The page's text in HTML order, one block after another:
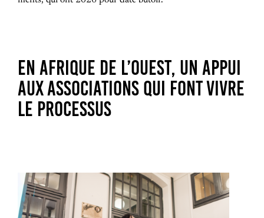
EN AFRIQUE DE L’OUEST, UN APPUI
AUX ASSOCIATIONS QUI FONT VIVRE
LE PROCESSUS